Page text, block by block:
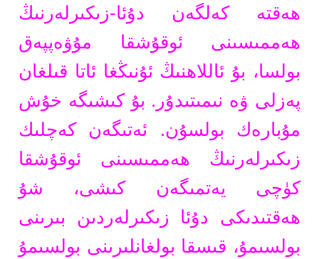
ھەقتە كەلگەن دۇئا-زىكىرلەرنىڭ
ھەممىسىنى ئوقۇشقا مۇۋەپپەق
بولسا، بۇ ئاللاھنىڭ ئۇنىڭغا ئاتا قىلغان
پەزلى ۋە نىمىتىدۇر. بۇ كىشىگە خۇش
مۇبارەك بولسۇن. ئەتىگەن كەچلىك
زىكىرلەرنىڭ ھەممىسىنى ئوقۇشقا
كۈچى يەتمىگەن كىشى، شۇ
ھەقتىدىكى دۇئا زىكىرلەردىن بىرىنى
بولسىمۇ، قىسقا بولغانلىرىنى بولسىمۇ